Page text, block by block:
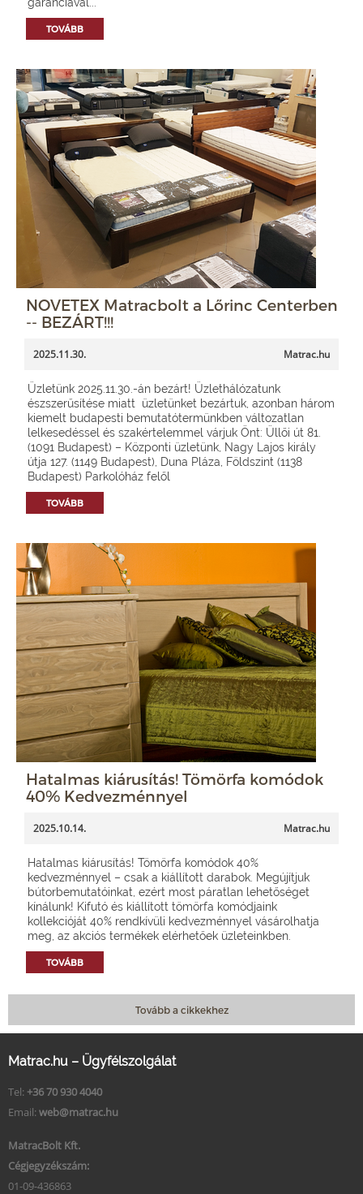
TOVÁBB
NOVETEX Matracbolt a Lőrinc Centerben
-- BEZÁRT!!!
2025.11.30. Matrac.hu
Üzletünk 2025.11.30.-án bezárt! Üzlethálózatunk
észszerűsítése miatt üzletünket bezártuk, azonban három
kiemelt budapesti bemutatótermünkben változatlan
lelkesedéssel és szakértelemmel várjuk Önt: Üllői út 81.
(1091 Budapest) – Központi üzletünk, Nagy Lajos király
útja 127. (1149 Budapest), Duna Pláza, Földszint (1138
Budapest) Parkolóház felől
TOVÁBB
Hatalmas kiárusítás! Tömörfa komódok
40% Kedvezménnyel
2025.10.14. Matrac.hu
Hatalmas kiárusítás! Tömörfa komódok 40%
kedvezménnyel – csak a kiállított darabok. Megújítjuk
bútorbemutatóinkat, ezért most páratlan lehetőséget
kínálunk! Kifutó és kiállított tömörfa komódjaink
kollekcióját 40% rendkívüli kedvezménnyel vásárolhatja
meg, az akciós termékek elérhetőek üzleteinkben.
TOVÁBB
Tovább a cikkekhez
Matrac.hu – Ügyfélszolgálat
Tel: +36 70 930 4040
Email: web@matrac.hu
MatracBolt Kft.
Cégjegyzékszám:
01-09-436863